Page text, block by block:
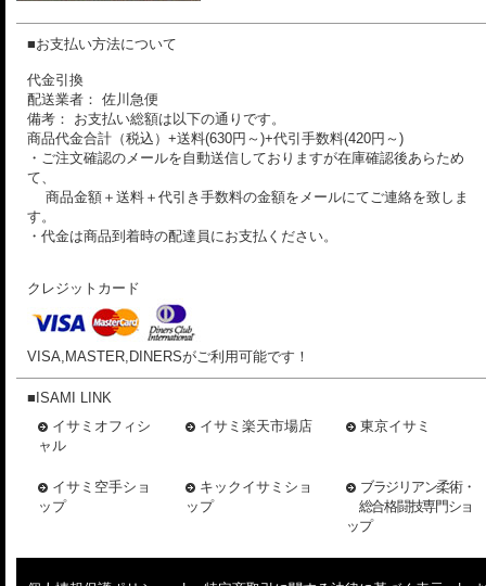
■お支払い方法について
代金引換
配送業者： 佐川急便
備考： お支払い総額は以下の通りです。
商品代金合計（税込）+送料(630円～)+代引手数料(420円～)
・ご注文確認のメールを自動送信しておりますが在庫確認後あらため
て、
商品金額＋送料＋代引き手数料の金額をメールにてご連絡を致しま
す。
・代金は商品到着時の配達員にお支払ください。
クレジットカード
VISA,MASTER,DINERSがご利用可能です！
■ISAMI LINK
イサミオフィシ
ャル
イサミ楽天市場店 東京イサミ
イサミ空手ショ
ップ
キックイサミショ
ップ
ブラジリアン柔術・
総合格闘技専門ショ
ップ